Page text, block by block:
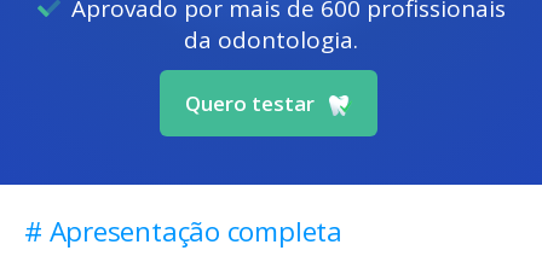
Aprovado por mais de 600 profissionais
da odontologia.
Quero testar
# Apresentação completa